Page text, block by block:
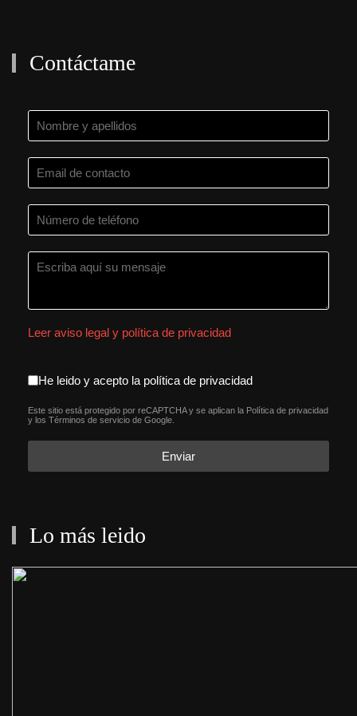
Contáctame
Leer aviso legal y política de privacidad
aceptacion política de
He leido y acepto la política de privacidad
reCAPTCHA*
Este sitio está protegido por reCAPTCHA y se aplican la Política de privacidad
y los Términos de servicio de Google.
Enviar
Lo más leido